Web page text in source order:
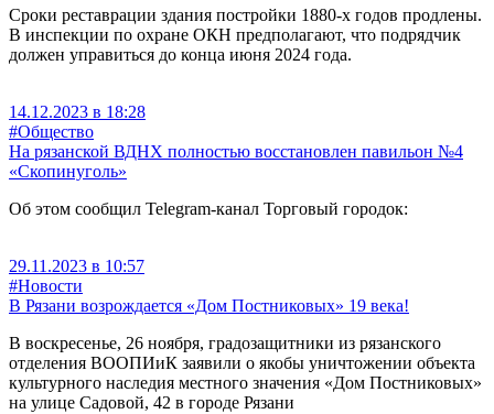
Сроки реставрации здания постройки 1880-х годов продлены.
В инспекции по охране ОКН предполагают, что подрядчик
должен управиться до конца июня 2024 года.
14.12.2023 в 18:28
#Общество
На рязанской ВДНХ полностью восстановлен павильон №4
«Скопинуголь»
Об этом сообщил Telegram-канал Торговый городок:
29.11.2023 в 10:57
#Новости
В Рязани возрождается «Дом Постниковых» 19 века!
В воскресенье, 26 ноября, градозащитники из рязанского
отделения ВООПИиК заявили о якобы уничтожении объекта
культурного наследия местного значения «Дом Постниковых»
на улице Садовой, 42 в городе Рязани